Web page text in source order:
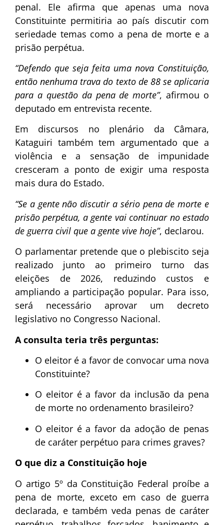
penal. Ele afirma que apenas uma nova
Constituinte permitiria ao país discutir com
seriedade temas como a pena de morte e a
prisão perpétua.
“Defendo que seja feita uma nova Constituição,
então nenhuma trava do texto de 88 se aplicaria
para a questão da pena de morte”, afirmou o
deputado em entrevista recente.
Em discursos no plenário da Câmara,
Kataguiri também tem argumentado que a
violência e a sensação de impunidade
cresceram a ponto de exigir uma resposta
mais dura do Estado.
“Se a gente não discutir a sério pena de morte e
prisão perpétua, a gente vai continuar no estado
de guerra civil que a gente vive hoje”, declarou.
O parlamentar pretende que o plebiscito seja
realizado junto ao primeiro turno das
eleições de 2026, reduzindo custos e
ampliando a participação popular. Para isso,
será necessário aprovar um decreto
legislativo no Congresso Nacional.
A consulta teria três perguntas:
O eleitor é a favor de convocar uma nova
Constituinte?
O eleitor é a favor da inclusão da pena
de morte no ordenamento brasileiro?
O eleitor é a favor da adoção de penas
de caráter perpétuo para crimes graves?
O que diz a Constituição hoje
O artigo 5º da Constituição Federal proíbe a
pena de morte, exceto em caso de guerra
declarada, e também veda penas de caráter